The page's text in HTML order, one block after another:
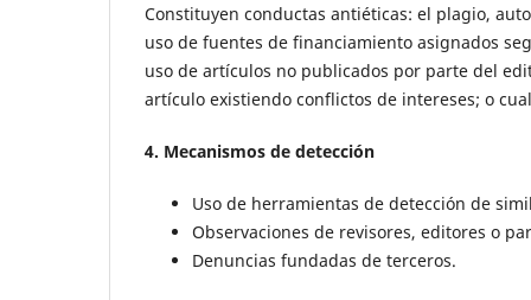
Constituyen conductas antiéticas: el plagio,
uso de fuentes de financiamiento asignados
uso de artículos no publicados por parte del
artículo existiendo conflictos de intereses; o
4. Mecanismos de detección
Uso de herramientas de detección de
Observaciones de revisores, editores o
Denuncias fundadas de terceros.